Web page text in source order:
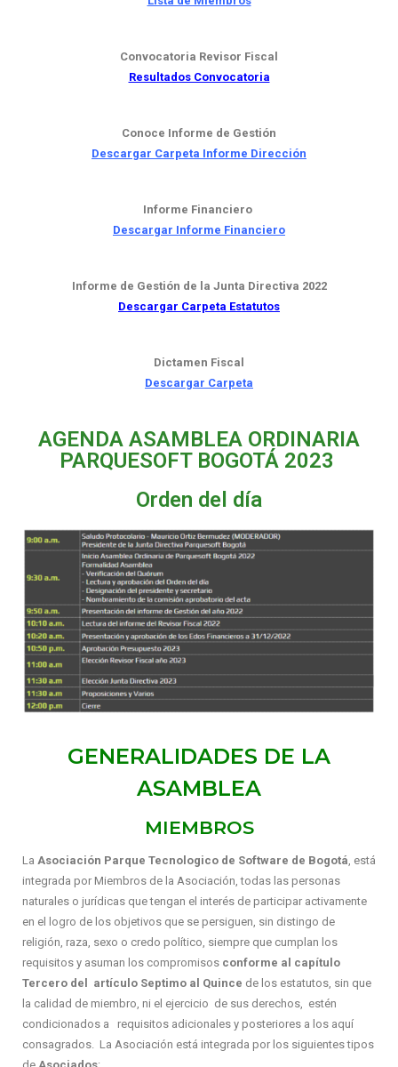
Convocatoria Revisor Fiscal
Resultados Convocatoria
Conoce Informe de Gestión
Descargar Carpeta Informe Dirección
Informe Financiero
Descargar Informe Financiero
Informe de Gestión de la Junta Directiva 2022
Descargar Carpeta Estatutos
Dictamen Fiscal
Descargar Carpeta
AGENDA ASAMBLEA ORDINARIA
PARQUESOFT BOGOTÁ 2023
Orden del día
GENERALIDADES DE LA
ASAMBLEA
MIEMBROS
La Asociación Parque Tecnologico de Software de Bogotá , está
integrada por Miembros de la Asociación, todas las personas
naturales o jurídicas que tengan el interés de participar activamente
en el logro de los objetivos que se persiguen, sin distingo de
religión, raza, sexo o credo político, siempre que cumplan los
requisitos y asuman los compromisos conforme al capítulo
Tercero del artículo Septimo al Quince de los estatutos , sin que
la calidad de miembro, ni el ejercicio de sus derechos, estén
condicionados a requisitos adicionales y posteriores a los aquí
consagrados. La Asociación está integrada por los siguientes tipos